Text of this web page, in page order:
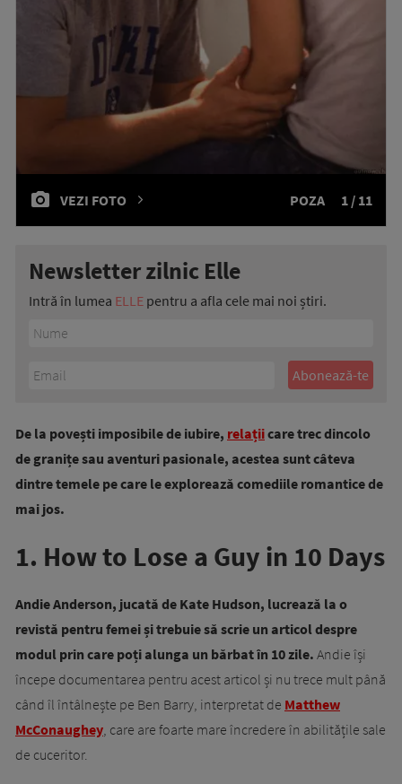
VEZI FOTO POZA 1 / 11
Newsletter zilnic Elle
Intră în lumea ELLE pentru a afla cele mai noi știri.
De la povești imposibile de iubire, relațiicare trec dincolo
de granițe sau aventuri pasionale, acestea sunt câteva
dintre temele pe care le explorează comediile romantice de
mai jos.
1. How to Lose a Guy in 10 Days
Andie Anderson, jucată de Kate Hudson, lucrează la o
revistă pentru femei și trebuie să scrie un articol despre
modul prin care poți alunga un bărbat în 10 zile. Andie își
începe documentarea pentru acest articol și nu trece mult până
când îl întâlnește pe Ben Barry, interpretat de Matthew
McConaughey, care are foarte mare încredere în abilitățile sale
de cuceritor.